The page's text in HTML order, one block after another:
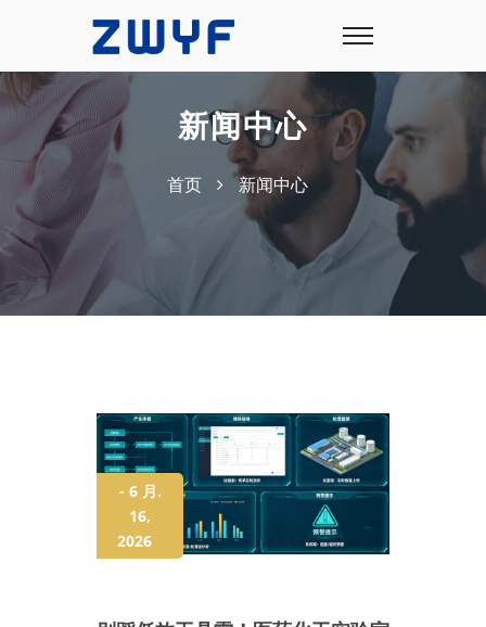
新闻中心
首页 新闻中心
- 6 月.
16,
2026